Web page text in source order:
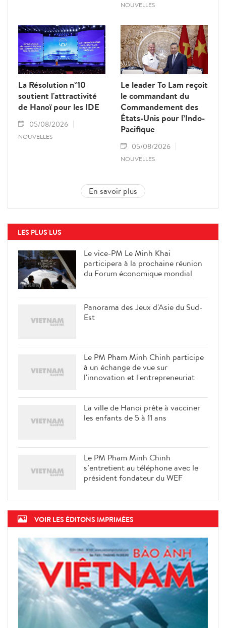
NOUVELLES
La Résolution n°10
soutient l'attractivité
de Hanoï pour les IDE
05/08/2026
NOUVELLES
Le leader To Lam reçoit
le commandant du
Commandement des
États-Unis pour l’Indo-
Pacifique
05/08/2026
NOUVELLES
En savoir plus
LES PLUS LUS
Le vice-PM Le Minh Khai
participera à la prochaine réunion
du Forum économique mondial
Panorama des Jeux d'Asie du Sud-
Est
Le PM Pham Minh Chinh participe
à un échange de vue sur
l'innovation et l'entrepreneuriat
La ville de Hanoi prête à vacciner
les enfants de 5 à 11 ans
Le PM Pham Minh Chinh
s’entretient au téléphone avec le
président fondateur du WEF
VOIR LES ÉDITONS IMPRIMÉES